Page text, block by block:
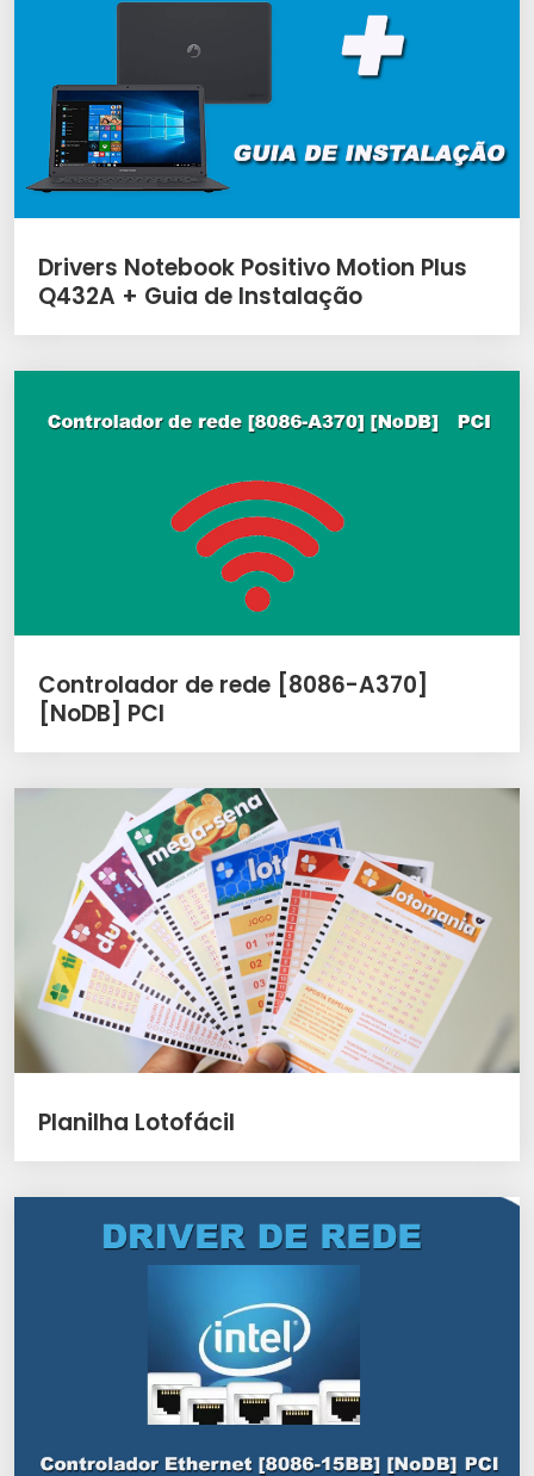
Drivers Notebook Positivo Motion Plus
Q432A + Guia de Instalação
Controlador de rede [8086-A370]
[NoDB] PCI
Planilha Lotofácil